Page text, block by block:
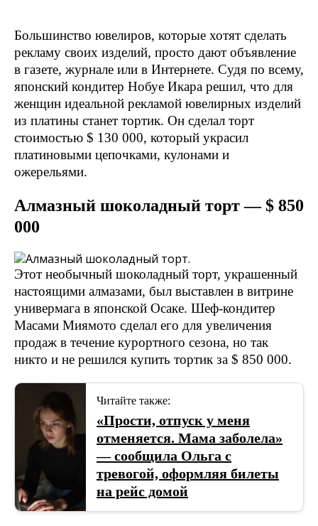
Большинство ювелиров, которые хотят сделать
рекламу своих изделий, просто дают объявление
в газете, журнале или в Интернете. Судя по всему,
японский кондитер Нобуе Икара решил, что для
женщин идеальной рекламой ювелирных изделий
из платины станет тортик. Он сделал торт
стоимостью $ 130 000, который украсил
платиновыми цепочками, кулонами и
ожерельями.
Алмазный шоколадный торт — $ 850
000
Этот необычный шоколадный торт, украшенный
настоящими алмазами, был выставлен в витрине
универмага в японской Осаке. Шеф-кондитер
Масами Миямото сделал его для увеличения
продаж в течение курортного сезона, но так
никто и не решился купить тортик за $ 850 000.
Читайте также:
«Прости, отпуск у меня
отменяется. Мама заболела»
— сообщила Ольга с
тревогой, оформляя билеты
на рейс домой